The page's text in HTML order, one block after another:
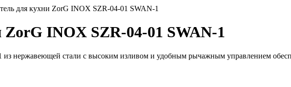
для кухни ZorG INOX SZR-04-01 SWAN-1
ZorG INOX SZR-04-01 SWAN-1
нержавеющей стали с высоким изливом и удобным рычажным управлением